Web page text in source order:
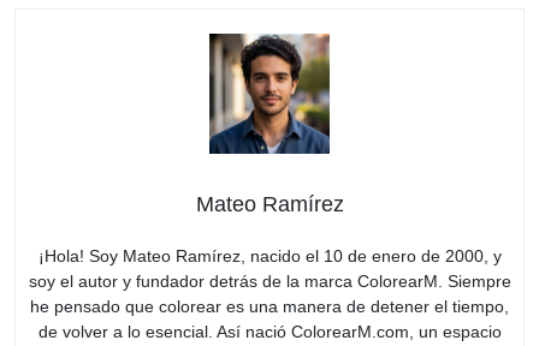
Mateo Ramírez
¡Hola! Soy Mateo Ramírez, nacido el 10 de enero de 2000, y
soy el autor y fundador detrás de la marca ColorearM. Siempre
he pensado que colorear es una manera de detener el tiempo,
de volver a lo esencial. Así nació ColorearM.com, un espacio